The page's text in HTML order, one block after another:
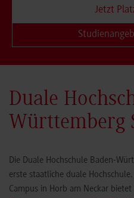
Jetzt
Duale
Württemberg
Die Duale Hochschule Baden-
erste staatliche duale
Campus in Horb am Neckar